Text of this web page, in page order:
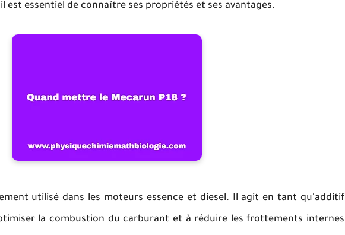
est essentiel de connaître ses propriétés et ses avantages.
utilisé dans les moteurs essence et diesel. Il agit en tant qu'additif
la combustion du carburant et à réduire les frottements internes